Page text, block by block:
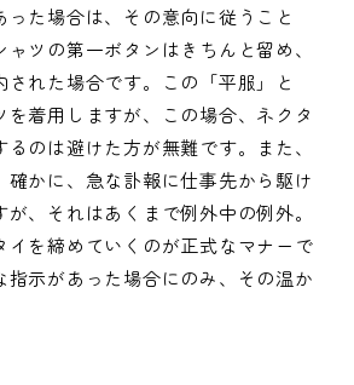
た場合は、その意向に従うこと
ツの第一ボタンはきちんと留め、
れた場合です。この「平服」と
着用しますが、この場合、ネクタ
のは避けた方が無難です。また、
かに、急な訃報に仕事先から駆け
、それはあくまで例外中の例外。
を締めていくのが正式なマナーで
示があった場合にのみ、その温か